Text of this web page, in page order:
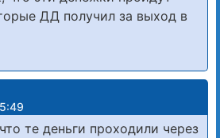
ДД получил за выход в
те деньги проходили через